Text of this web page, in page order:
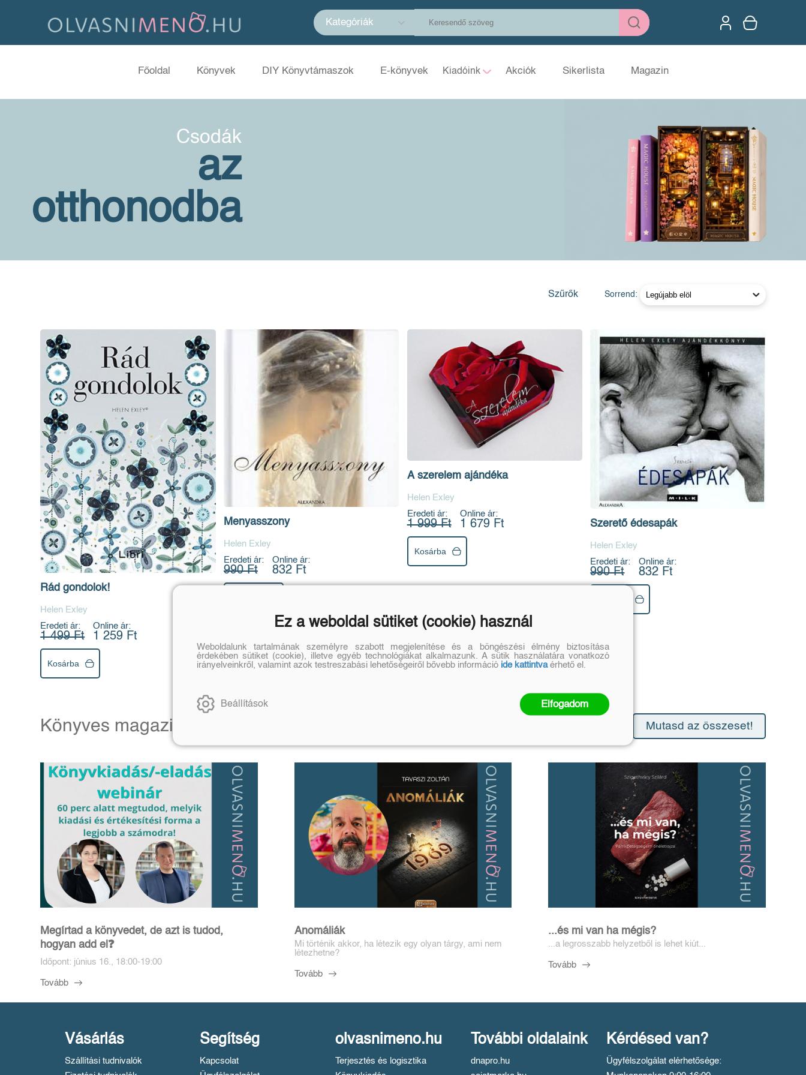
Kategóriák
Főoldal Könyvek DIY Könyvtámaszok E-könyvek Kiadóink Akciók Sikerlista Magazin
Csodák
az
otthonodba
Szűrők Sorrend:
Rád gondolok!
Helen Exley
Eredeti ár:
1 499 Ft
Online ár:
1 259 Ft
Kosárba
Menyasszony
Helen Exley
Eredeti ár:
990 Ft
Online ár:
832 Ft
A szerelem ajándéka
Helen Exley
Eredeti ár:
1 999 Ft
Online ár:
1 679 Ft
Kosárba
Szerető édesapák
Helen Exley
Eredeti ár:
990 Ft
Online ár:
832 Ft
Könyves magazin Mutasd az összeset!
Megírtad a könyvedet, de azt is tudod,
hogyan add el❓️
Időpont: június 16., 18:00-19:00
Tovább
Anomáliák
Mi történik akkor, ha létezik egy olyan tárgy, ami nem
létezhetne?
Tovább
...és mi van ha mégis?
...a legrosszabb helyzetből is lehet kiút...
Tovább
Vásárlás
Szállítási tudnivalók
Segítség
Kapcsolat
olvasnimeno.hu
Terjesztés és logisztika
További oldalaink
dnapro.hu
Kérdésed van?
Ügyfélszolgálat elérhetősége:
Ez a weboldal sütiket (cookie) használ
Weboldalunk tartalmának személyre szabott megjelenítése és a böngészési élmény biztosítása
érdekében sütiket (cookie), illetve egyéb technológiákat alkalmazunk. A sütik használatára vonatkozó
irányelveinkről, valamint azok testreszabási lehetőségeiről bővebb információ ide kattintvaérhető el.
Beállítások Elfogadom